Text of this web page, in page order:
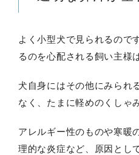
よく小型犬で見られるので
るのを心配される飼い主様
犬自身にはその他にみられ
なく、たまに軽めのくしゃ
アレルギー性のものや寒暖
理的な炎症など、原因とし